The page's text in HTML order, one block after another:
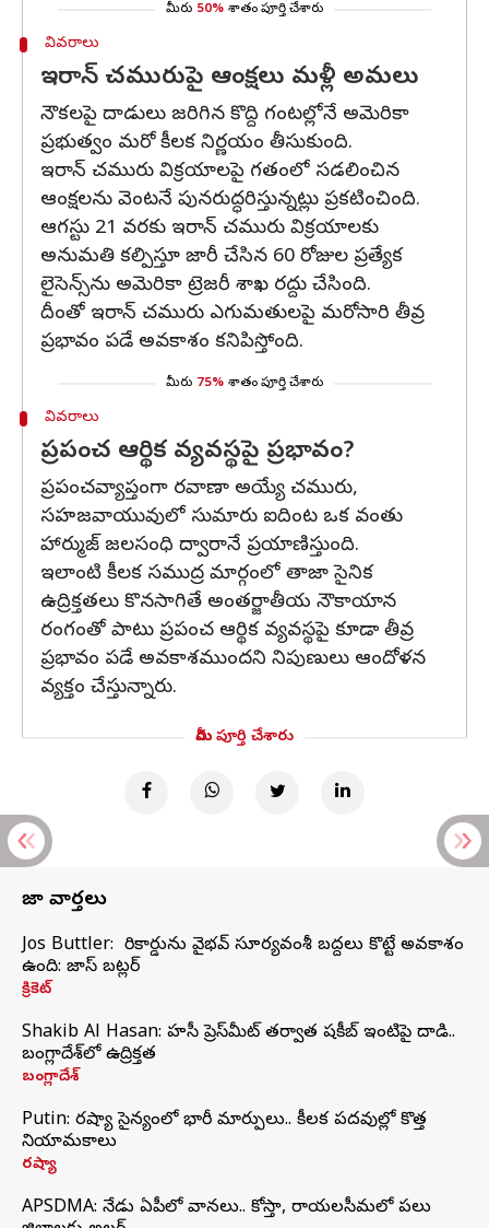
మీరు 50% శాతం పూర్తి చేశారు
వివరాలు
ఇరాన్ చమురుపై ఆంక్షలు మళ్లీ అమలు
నౌకలపై దాడులు జరిగిన కొద్ది గంటల్లోనే అమెరికా
ప్రభుత్వం మరో కీలక నిర్ణయం తీసుకుంది.
ఇరాన్ చమురు విక్రయాలపై గతంలో సడలించిన
ఆంక్షలను వెంటనే పునరుద్ధరిస్తున్నట్లు ప్రకటించింది.
ఆగస్టు 21 వరకు ఇరాన్ చమురు విక్రయాలకు
అనుమతి కల్పిస్తూ జారీ చేసిన 60 రోజుల ప్రత్యేక
లైసెన్స్‌ను అమెరికా ట్రెజరీ శాఖ రద్దు చేసింది.
దీంతో ఇరాన్ చమురు ఎగుమతులపై మరోసారి తీవ్ర
ప్రభావం పడే అవకాశం కనిపిస్తోంది.
మీరు 75% శాతం పూర్తి చేశారు
వివరాలు
ప్రపంచ ఆర్థిక వ్యవస్థపై ప్రభావం?
ప్రపంచవ్యాప్తంగా రవాణా అయ్యే చమురు,
సహజవాయువులో సుమారు ఐదింట ఒక వంతు
హార్ముజ్ జలసంధి ద్వారానే ప్రయాణిస్తుంది.
ఇలాంటి కీలక సముద్ర మార్గంలో తాజా సైనిక
ఉద్రిక్తతలు కొనసాగితే అంతర్జాతీయ నౌకాయాన
రంగంతో పాటు ప్రపంచ ఆర్థిక వ్యవస్థపై కూడా తీవ్ర
ప్రభావం పడే అవకాశముందని నిపుణులు ఆందోళన
వ్యక్తం చేస్తున్నారు.
మీరు పూర్తి చేశారు
తాజా వార్తలు
Jos Buttler: నా రికార్డును వైభవ్ సూర్యవంశీ బద్దలు కొట్టే అవకాశం
ఉంది: జాస్ బట్లర్
క్రికెట్
Shakib Al Hasan: హసీనా ప్రెస్‌మీట్‌ తర్వాత షకీబ్‌ ఇంటిపై దాడి..
బంగ్లాదేశ్‌లో ఉద్రిక్తత
బంగ్లాదేశ్
Putin: రష్యా సైన్యంలో భారీ మార్పులు.. కీలక పదవుల్లో కొత్త
నియామకాలు
రష్యా
APSDMA: నేడు ఏపీలో వానలు.. కోస్తా, రాయలసీమలో పలు